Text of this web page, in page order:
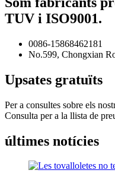
TUV i ISO9001.
0086-15868462181
No.599, Chongxian
Upsates gratuïts
Per a consultes sobre els
Consulta per a la llista de
últimes notícies